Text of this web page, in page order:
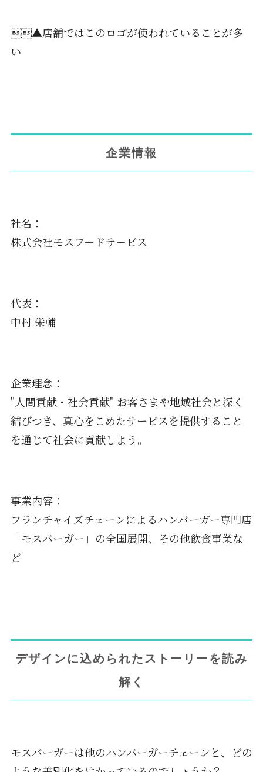
▲店舗ではこのロゴが使われていることが多
い
企業情報
社名：
株式会社モスフードサービス
代表：
中村 栄輔
企業理念：
"人間貢献・社会貢献" お客さまや地域社会と深く
結びつき、真心をこめたサービスを提供すること
を通じて社会に貢献しよう。
事業内容：
フランチャイズチェーンによるハンバーガー専門店
「モスバーガー」の全国展開、その他飲食事業な
ど
デザインに込められたストーリーを読み
解く
モスバーガーは他のハンバーガーチェーンと、どの